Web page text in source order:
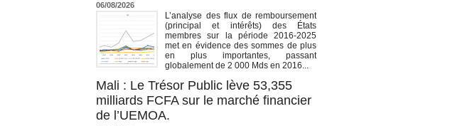
06/08/2026
L’analyse des flux de remboursement
(principal et intérêts) des États
membres sur la période 2016-2025
met en évidence des sommes de plus
en plus importantes, passant
globalement de 2 000 Mds en 2016...
Mali : Le Trésor Public lève 53,355
milliards FCFA sur le marché financier
de l’UEMOA.